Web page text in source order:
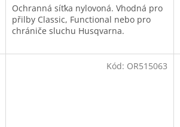
Ochranná síťka nylovoná. Vhodná pro
přilby Classic, Functional nebo pro
chrániče sluchu Husqvarna.
Kód: OR515063